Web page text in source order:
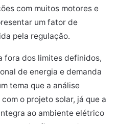
com muitos motores e
um fator de
pela regulação.
fora dos limites definidos,
de energia e demanda
tema que a análise
o projeto solar, já que a
ao ambiente elétrico